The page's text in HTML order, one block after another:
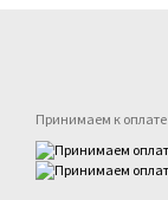
Принимаем к оплате